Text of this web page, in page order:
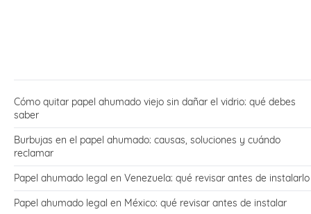
Cómo quitar papel ahumado viejo sin dañar el vidrio: qué debes
saber
Burbujas en el papel ahumado: causas, soluciones y cuándo
reclamar
Papel ahumado legal en Venezuela: qué revisar antes de instalarlo
Papel ahumado legal en México: qué revisar antes de instalar